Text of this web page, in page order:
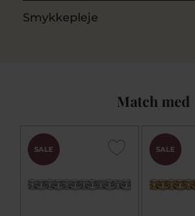
Smykkepleje
Match med
SALE SALE